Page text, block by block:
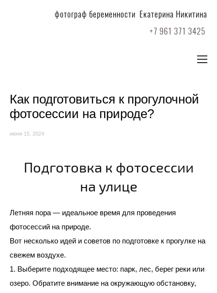
фотограф беременности Екатерина Никитина
+7 961 371 3425
июня 15, 2024
Как подготовиться к прогулочной
фотосессии на природе?
Подготовка к фотосессии
на улице
Летняя пора — идеальное время для проведения
фотосессий на природе.
Вот несколько идей и советов по подготовке к прогулке на
свежем воздухе.
1. Выберите подходящее место: парк, лес, берег реки или
озеро. Обратите внимание на окружающую обстановку,